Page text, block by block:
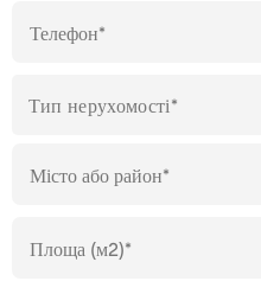
Тип нерухомості*